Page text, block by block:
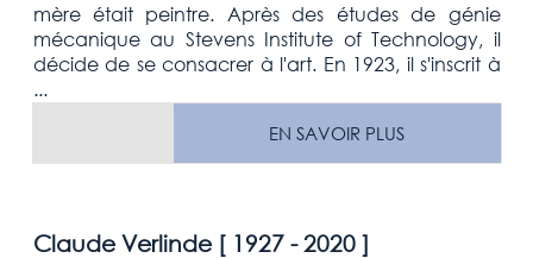
mère était peintre. Après des études de génie
mécanique au Stevens Institute of Technology, il
décide de se consacrer à l'art. En 1923, il s'inscrit à
...
EN SAVOIR PLUS
Claude Verlinde [ 1927 - 2020]